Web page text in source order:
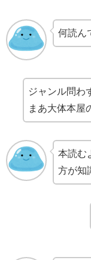
何読ん
ジャンル問わ
まあ大体本屋
本読む
方が知